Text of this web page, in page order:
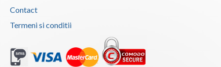
Contact
Termeni si conditii